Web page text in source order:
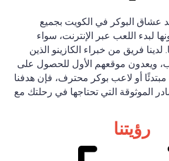
عشاق البوكر في الكويت بجميع
لبدء اللعب عبر الإنترنت، سواء
لدينا فريق من خبراء الكازينو الذين
ويعدون موقعهم الأول للحصول على
أو لاعب بوكر محترف، فإن هدفنا
الموثوقة التي تحتاجها في رحلتك مع
رؤيتنا